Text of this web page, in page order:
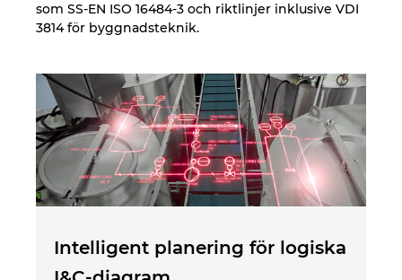
som SS-EN ISO 16484-3 och riktlinjer inklusive VDI
3814 för byggnadsteknik.
Intelligent planering för logiska